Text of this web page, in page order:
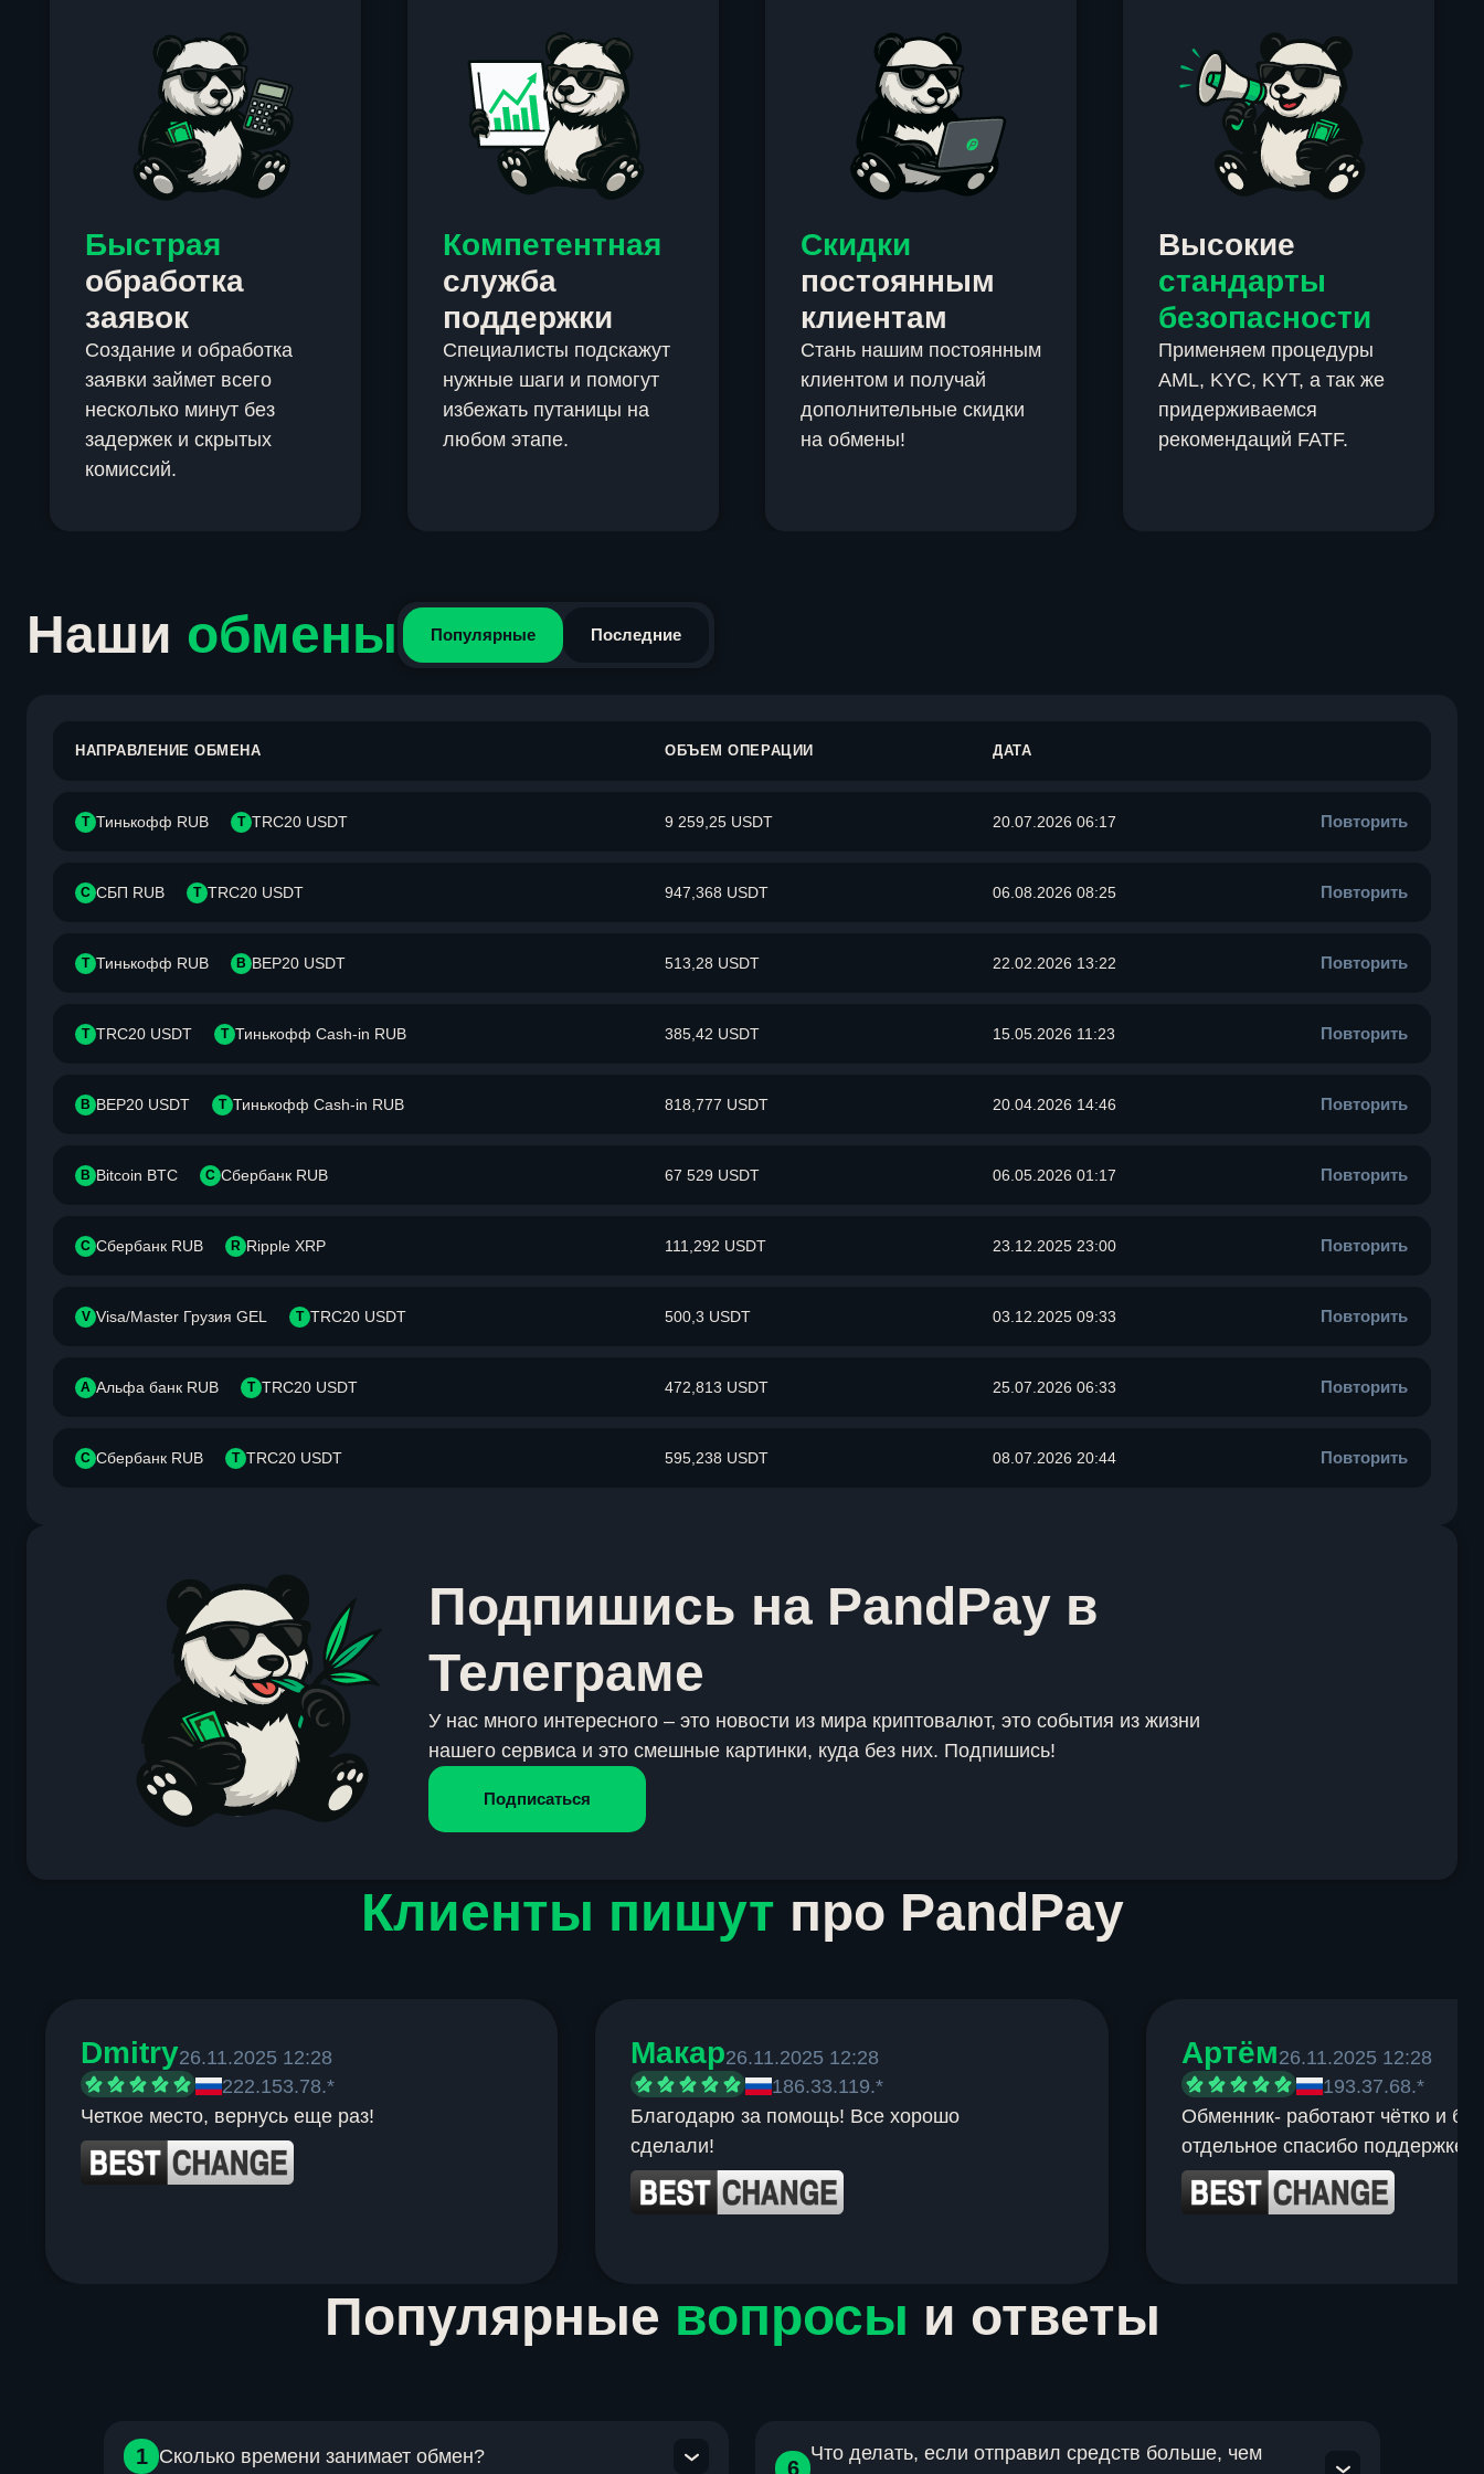
Быстрая
обработка
заявок
Создание и обработка
заявки займет всего
несколько минут без
задержек и скрытых
комиссий.
Компетентная
служба
поддержки
Специалисты подскажут
нужные шаги и помогут
избежать путаницы на
любом этапе.
Скидки
постоянным
клиентам
Стань нашим постоянным
клиентом и получай
дополнительные скидки
на обмены!
Высокие
стандарты
безопасности
Применяем процедуры
AML, KYC, KYT, а так же
придерживаемся
рекомендаций FATF.
Наши обмены Популярные Последние
НАПРАВЛЕНИЕ ОБМЕНА ОБЪЕМ ОПЕРАЦИИ ДАТА
Т Тинькофф RUB T TRC20 USDT 9 259,25 USDT 20.07.2026 06:17 Повторить
С СБП RUB T TRC20 USDT 947,368 USDT 06.08.2026 08:25 Повторить
Т Тинькофф RUB B BEP20 USDT 513,28 USDT 22.02.2026 13:22 Повторить
T TRC20 USDT Т Тинькофф Cash-in RUB 385,42 USDT 15.05.2026 11:23 Повторить
B BEP20 USDT Т Тинькофф Cash-in RUB 818,777 USDT 20.04.2026 14:46 Повторить
B Bitcoin BTC С Сбербанк RUB 67 529 USDT 06.05.2026 01:17 Повторить
С Сбербанк RUB R Ripple XRP 111,292 USDT 23.12.2025 23:00 Повторить
V Visa/Master Грузия GEL T TRC20 USDT 500,3 USDT 03.12.2025 09:33 Повторить
А Альфа банк RUB T TRC20 USDT 472,813 USDT 25.07.2026 06:33 Повторить
С Сбербанк RUB T TRC20 USDT 595,238 USDT 08.07.2026 20:44 Повторить
Подпишись на PandPay в
Телеграме
У нас много интересного – это новости из мира криптовалют, это события из жизни
нашего сервиса и это смешные картинки, куда без них. Подпишись!
Подписаться
Клиенты пишут про PandPay
Dmitry26.11.2025 12:28
222.153.78.*
Четкое место, вернусь еще раз!
Макар26.11.2025 12:28
186.33.119.*
Благодарю за помощь! Все хорошо
сделали!
Артём26.11.2025 12:28
193.37.68.*
Обменник- работают чётко и
отдельное спасибо поддержке.
Популярные вопросы и ответы
1 Сколько времени занимает обмен?
6
Что делать, если отправил средств больше, чем